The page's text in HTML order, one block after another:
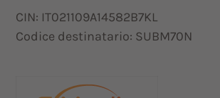
CIN: IT021109A14582B7KL
Codice destinatario: SUBM70N